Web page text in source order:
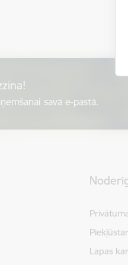
savā e-pastā.
Lapas